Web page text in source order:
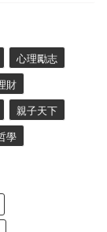
心理勵志
財
親子天下
學